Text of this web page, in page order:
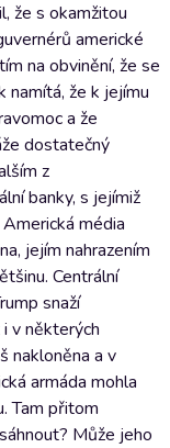
že s okamžitou
americké
na obvinění, že se
namítá, že k jejímu
a že
dostatečný
z
banky, s jejímiž
média
jejím nahrazením
Centrální
snaží
v některých
nakloněna a v
armáda mohla
Tam přitom
Může jeho